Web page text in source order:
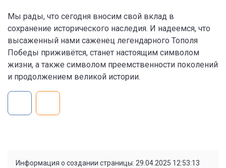
Мы рады, что сегодня вносим свой вклад в
сохранение исторического наследия. И надеемся, что
высаженный нами саженец легендарного Тополя
Победы приживётся, станет настоящим символом
жизни, а также символом преемственности поколений
и продолжением великой истории.
Информация о создании страницы: 29.04.2025 12:53:13